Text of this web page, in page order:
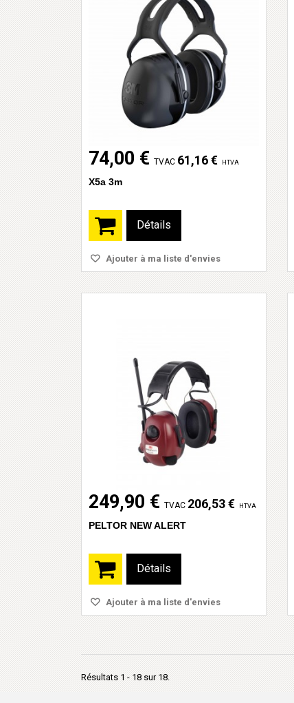
74,00 € TVAC 61,16 € HTVA
X5a 3m
Détails
Ajouter à ma liste d'envies
249,90 € TVAC 206,53 € HTVA
PELTOR NEW ALERT
Détails
Ajouter à ma liste d'envies
Résultats 1 - 18 sur 18.